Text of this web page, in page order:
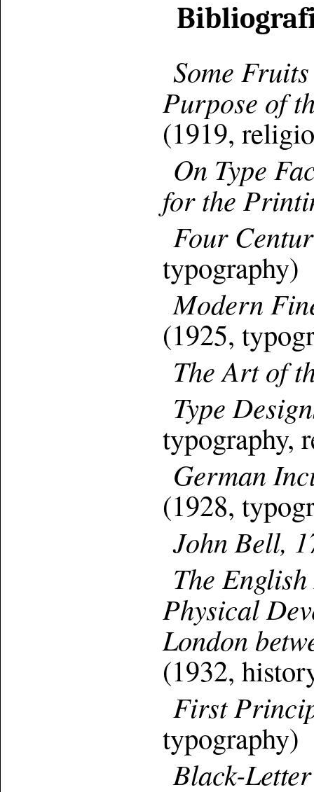
Some
Purpose of
(1919,
On Type
for the
Four
typography)
Modern
(1925,
The Art of
Type
typography,
German
(1928,
John Bell,
The
Physical
London
(1932,
First
typography)
Black-